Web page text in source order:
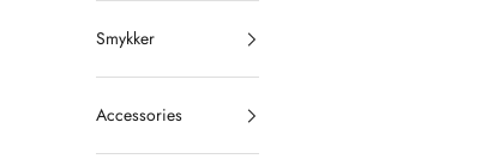
Smykker
Accessories